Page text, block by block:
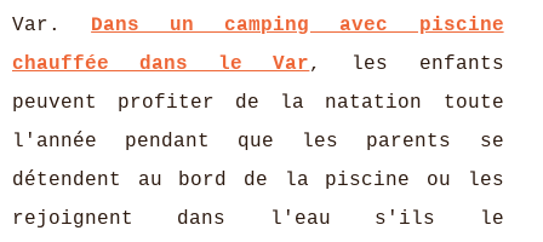
Var. Dans un camping avec piscine
chauffée dans le Var, les enfants
peuvent profiter de la natation toute
l'année pendant que les parents se
détendent au bord de la piscine ou les
rejoignent dans l'eau s'ils le